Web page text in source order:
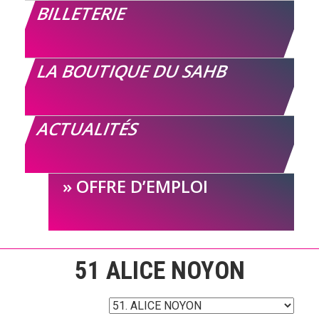
BILLETERIE
LA BOUTIQUE DU SAHB
ACTUALITÉS
OFFRE D’EMPLOI
51 ALICE NOYON